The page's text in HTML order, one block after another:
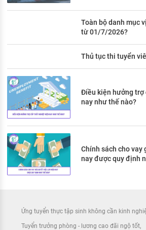
Toàn bộ danh mục
từ 01/7/2026?
Thủ tục thi tuyển
Điều kiện hưởng trợ
nay như thế nào?
Chính sách cho
nay được quy định
Ứng tuyển thực tập sinh không cần kinh
Tuyển trưởng phòng - lương cao đãi ngộ tốt